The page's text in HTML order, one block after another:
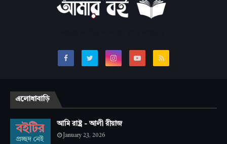
এলোধাবাড়ি
আমি রাষ্ট্র - আলী রীয়াজ
January 23, 2026